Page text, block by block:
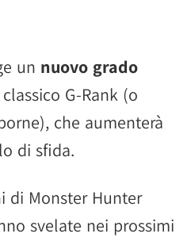
un nuovo grado
G-Rank (o
che aumenterà
di sfida.
di Monster Hunter
svelate nei prossimi